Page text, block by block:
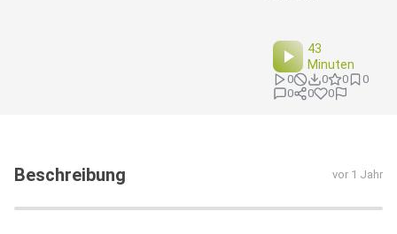
43
Minuten
0 0 0
0
0
0 0
Beschreibung vor 1 Jahr